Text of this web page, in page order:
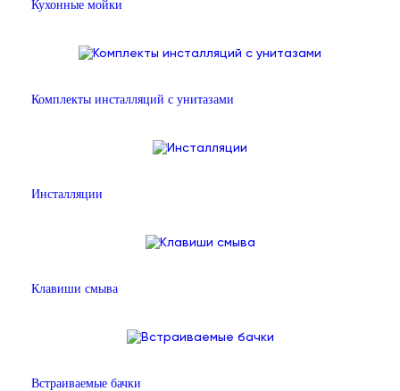
Кухонные мойки
Комплекты инсталляций с унитазами
Инсталляции
Клавиши смыва
Встраиваемые бачки